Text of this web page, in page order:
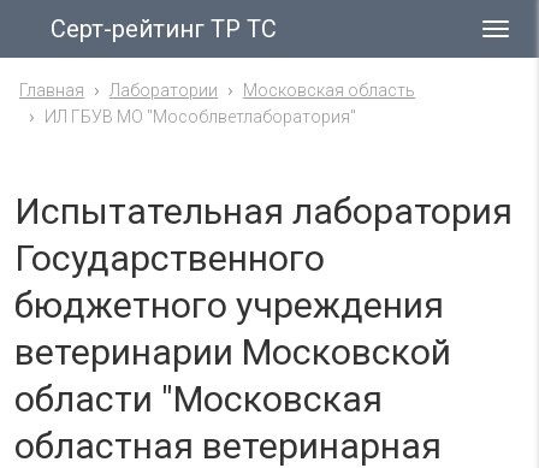
Серт-рейтинг ТР ТС
Главная Лаборатории
Московская область
ИЛ ГБУВ МО "Мособлветлаборатория"
Испытательная лаборатория
Государственного
бюджетного учреждения
ветеринарии Московской
области "Московская
областная ветеринарная